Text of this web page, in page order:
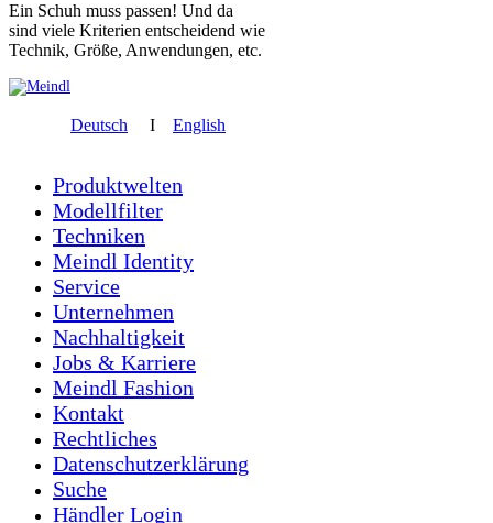
Ein Schuh muss passen! Und da
sind viele Kriterien entscheidend wie
Technik, Größe, Anwendungen, etc.
Deutsch I English
Produktwelten
Modellfilter
Techniken
Meindl Identity
Service
Unternehmen
Nachhaltigkeit
Jobs & Karriere
Meindl Fashion
Kontakt
Rechtliches
Datenschutzerklärung
Suche
Händler Login